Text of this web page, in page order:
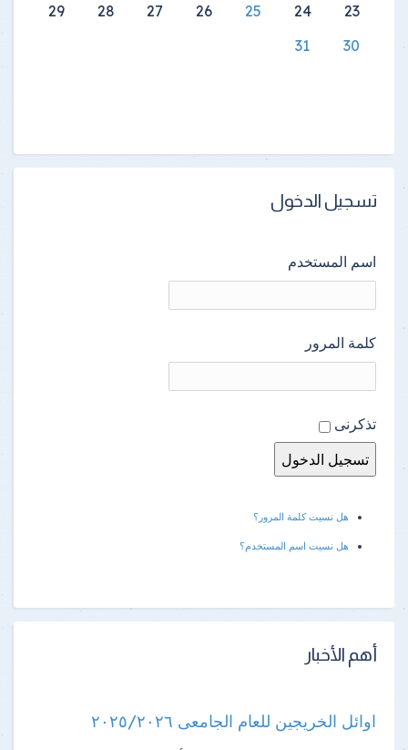
23
24
25
26
27
28
29
30
31
تسجيل الدخول
اسم المستخدم
كلمة المرور
تذكرنى
هل نسيت كلمة المرور؟
هل نسيت اسم المستخدم؟
أهم الأخبار
اوائل الخريجين للعام الجامعى ٢٠٢٥/٢٠٢٦